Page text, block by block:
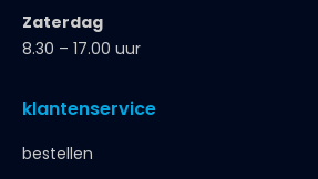
Zaterdag
8.30 – 17.00 uur
klantenservice
bestellen